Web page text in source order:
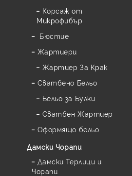
Корсаж от
Микрофибър
Бюстие
Жартиери
Жартиер За Крак
Сватбено Бельо
Бельо за Булки
Сватбен Жартиер
Оформящо бельо
Дамски Чорапи
Дамски Терлици и
Чорапи